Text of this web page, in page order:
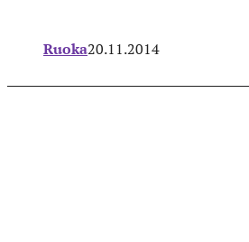
Ruoka20.11.2014